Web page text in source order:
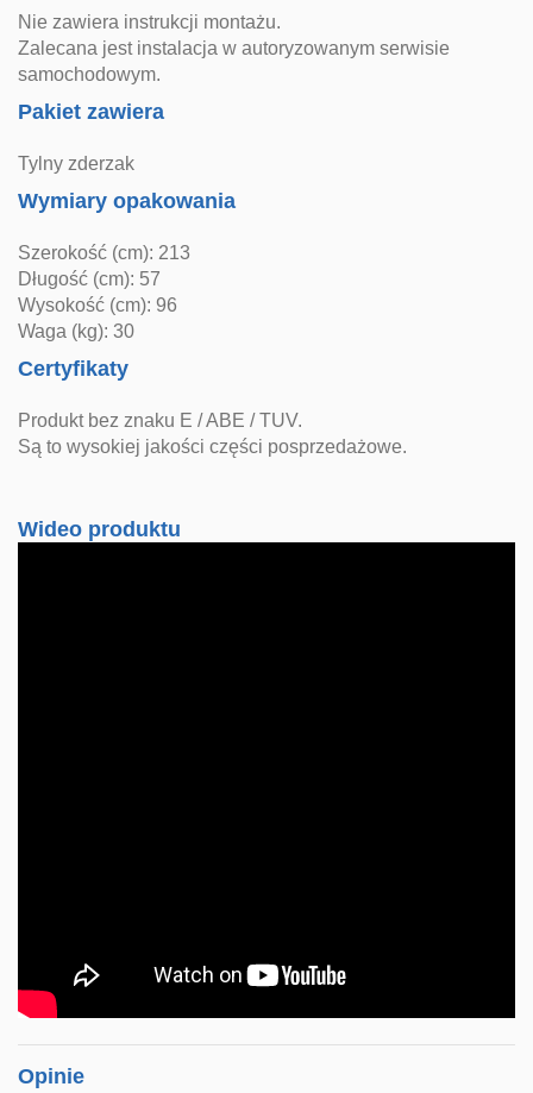
Nie zawiera instrukcji montażu.
Zalecana jest instalacja w autoryzowanym serwisie
samochodowym.
Pakiet zawiera
Tylny zderzak
Wymiary opakowania
Szerokość (cm): 213
Długość (cm): 57
Wysokość (cm): 96
Waga (kg): 30
Certyfikaty
Produkt bez znaku E / ABE / TUV.
Są to wysokiej jakości części posprzedażowe.
Wideo produktu
Opinie